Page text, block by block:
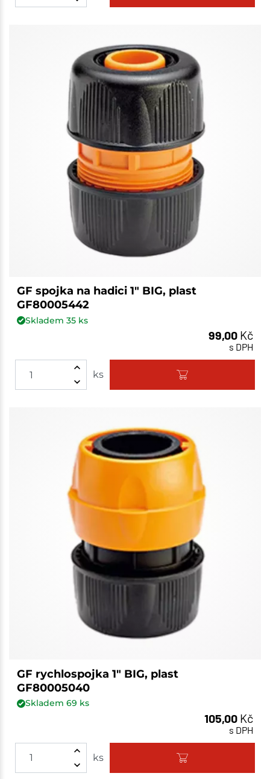
GF spojka na hadici 1" BIG, plast
GF80005442
Skladem 35ks
99,00 Kč
s DPH
ks
GF rychlospojka 1" BIG, plast
GF80005040
Skladem 69 ks
105,00 Kč
s DPH
ks